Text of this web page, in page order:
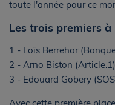
toute l'année pour ce
Les trois premiers
1 - Loïs Berrehar
2 - Arno Biston (Article.1)
3 - Edouard Gobery